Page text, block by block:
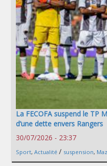
La FECOFA suspend le TP
d’une dette envers Rangers
30/07/2026 - 23:37
Sport, Actualité / suspension,